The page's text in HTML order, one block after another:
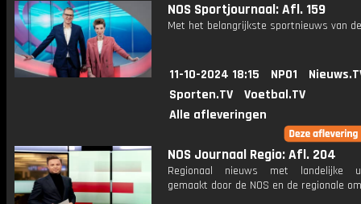
NOS Sportjournaal: Afl. 159
Met het belangrijkste sportnieuws van
11-10-2024 18:15 NPO1
Sporten.TV
Voetbal.TV
Alle afleveringen
NOS Journaal Regio: Afl. 204
Regionaal nieuws met landelijke
gemaakt door de NOS en de regionale